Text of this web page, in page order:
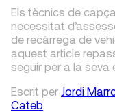
Els tècnics de
necessitat
de recàrrega de
aquest article
seguir per a la seva
Escrit per Jordi
Cateb